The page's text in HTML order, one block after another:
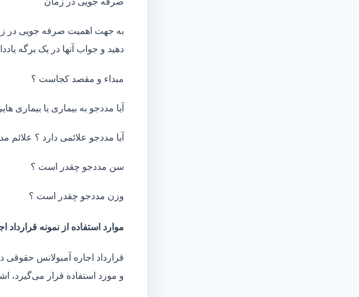
به جهت اهمیت صرفه جویی در
دهید و جواب آنها در یک برگه
مبداء و مقصد کجاست ؟
آیا مددجو به بیماری یا بیماری
آیا مددجو علائمی دارد ؟
سن مددجو چقدر است ؟
وزن مددجو چقدر است ؟
موارد استفاده از نمونه قرارداد
قرارداد اجاره آمبولانس
و مورد استفاده قرار می‌گیرد،